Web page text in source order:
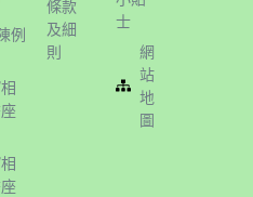
例
條款
及細
則
士
網
站
地
圖